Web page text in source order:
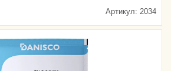
Артикул: 2034